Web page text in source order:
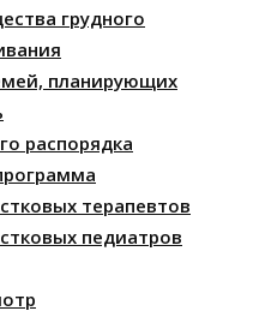
грудного
планирующих
распорядка
терапевтов
педиатров